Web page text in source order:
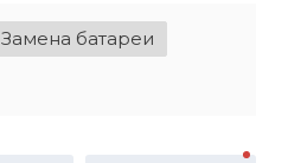
Замена батареи